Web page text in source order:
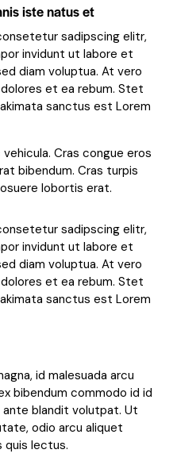
iste natus et
sadipscing elitr,
invidunt ut labore et
diam voluptua. At vero
et ea rebum. Stet
sanctus est Lorem
Cras congue eros
bibendum. Cras turpis
lobortis erat.
sadipscing elitr,
invidunt ut labore et
diam voluptua. At vero
et ea rebum. Stet
sanctus est Lorem
id malesuada arcu
bibendum commodo id id
ante blandit volutpat. Ut
odio arcu aliquet
quis lectus.